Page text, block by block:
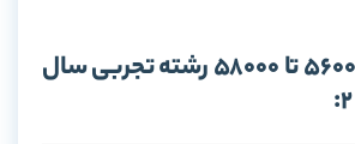
قبولی با رتبه 56000 تا 58000 رشته تجربی سال